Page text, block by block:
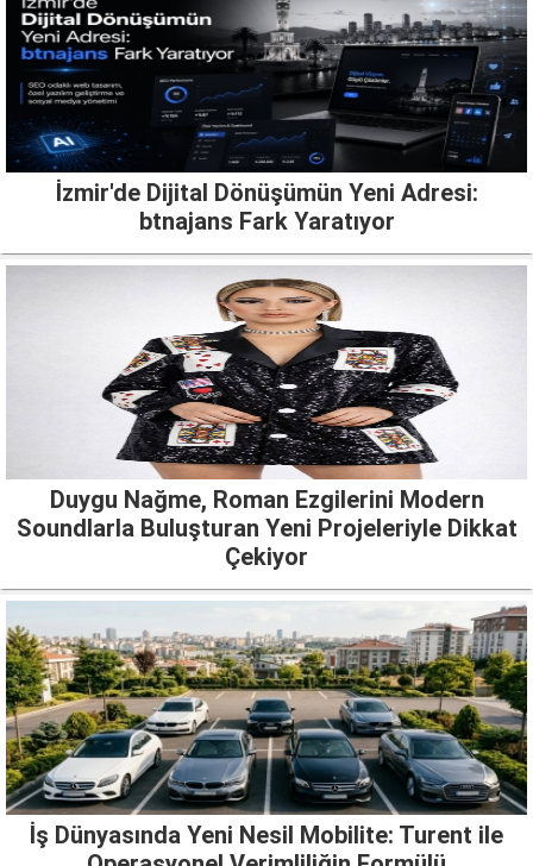
İzmir'de Dijital Dönüşümün Yeni Adresi:
btnajans Fark Yaratıyor
Duygu Nağme, Roman Ezgilerini Modern
Soundlarla Buluşturan Yeni Projeleriyle Dikkat
Çekiyor
İş Dünyasında Yeni Nesil Mobilite: Turent ile